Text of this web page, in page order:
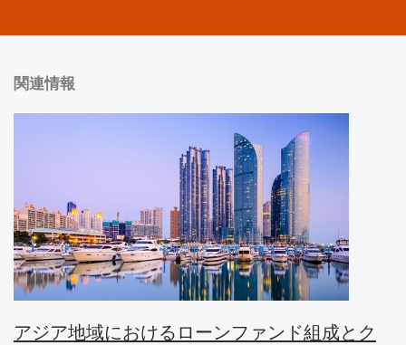
関連情報
アジア地域におけるローンファンド組成とク